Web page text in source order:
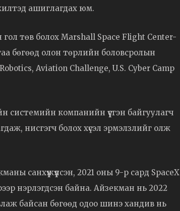
ашиглагдах юм.
төв болох Marshall Space Flight Center-
бөгөөд олон төрлийн боловсролын
Aviation Challenge, U.S. Cyber Camp
компанийн үүсгэн байгуулагч
нисгэгч болох хүсэл эрмэлзлийг олж
санхүүжүүлсэн, 2021 оны 9-р сард SpaceX
нэрлэгдсэн байна. Айзекман нь 2022
байсан бөгөөд одоо шинэ хандив нь